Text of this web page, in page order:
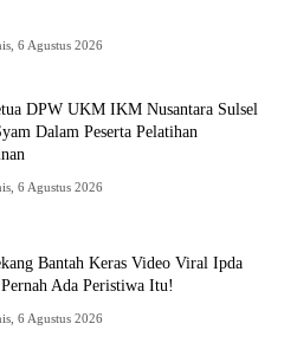
6 Agustus 2026
DPW UKM IKM Nusantara Sulsel
Dalam Peserta Pelatihan
6 Agustus 2026
Bantah Keras Video Viral Ipda
Ada Peristiwa Itu!
6 Agustus 2026